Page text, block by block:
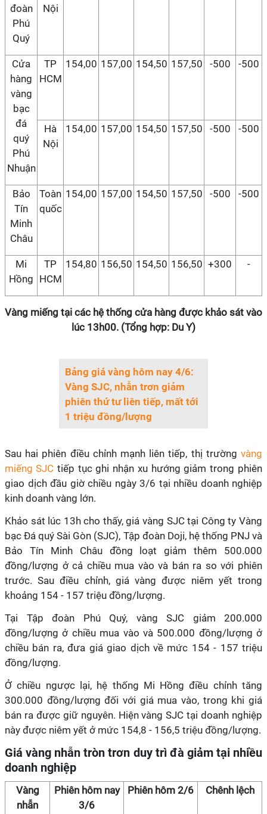
đoàn
Phú
Quý
Nội
Cửa
hàng
vàng
bạc
đá
quý
Phú
Nhuận
TP
HCM
154,00 157,00 154,50 157,50 -500 -500
Hà
Nội
154,00 157,00 154,50 157,50 -500 -500
Bảo
Tín
Minh
Châu
Toàn
quốc
154,00 157,00 154,50 157,50 -500 -500
Mi
Hồng
TP
HCM
154,80 156,50 154,50 156,50 +300 -
Vàng miếng tại các hệ thống cửa hàng được khảo sát vào
lúc 13h00. (Tổng hợp: Du Y)
Bảng giá vàng hôm nay 4/6:
Vàng SJC, nhẫn trơn giảm
phiên thứ tư liên tiếp, mất tới
1 triệu đồng/lượng
Sau hai phiên điều chỉnh mạnh liên tiếp, thị trường vàng
miếng SJC tiếp tục ghi nhận xu hướng giảm trong phiên
giao dịch đầu giờ chiều ngày 3/6 tại nhiều doanh nghiệp
kinh doanh vàng lớn.
Khảo sát lúc 13h cho thấy, giá vàng SJC tại Công ty Vàng
bạc Đá quý Sài Gòn (SJC), Tập đoàn Doji, hệ thống PNJ và
Bảo Tín Minh Châu đồng loạt giảm thêm 500.000
đồng/lượng ở cả chiều mua vào và bán ra so với phiên
trước. Sau điều chỉnh, giá vàng được niêm yết trong
khoảng 154 - 157 triệu đồng/lượng.
Tại Tập đoàn Phú Quý, vàng SJC giảm 200.000
đồng/lượng ở chiều mua vào và 500.000 đồng/lượng ở
chiều bán ra, đưa giá giao dịch về mức 154 - 157 triệu
đồng/lượng.
Ở chiều ngược lại, hệ thống Mi Hồng điều chỉnh tăng
300.000 đồng/lượng đối với giá mua vào, trong khi giá
bán ra được giữ nguyên. Hiện vàng SJC tại doanh nghiệp
này được niêm yết ở mức 154,8 - 156,5 triệu đồng/lượng.
Giá vàng nhẫn tròn trơn duy trì đà giảm tại nhiều
doanh nghiệp
Vàng
nhẫn
Phiên hôm nay
3/6
Phiên hôm 2/6 Chênh lệch